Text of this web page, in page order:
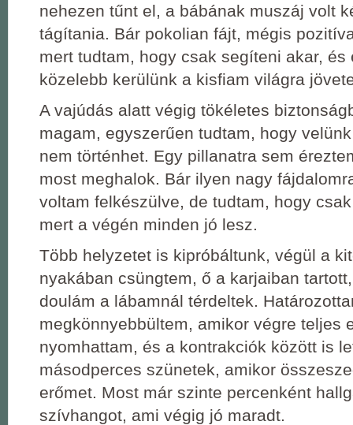
nehezen tűnt el, a bábának muszáj volt
tágítania. Bár pokolian fájt, mégis
mert tudtam, hogy csak segíteni akar, és
közelebb kerülünk a kisfiam világra
A vajúdás alatt végig tökéletes
magam, egyszerűen tudtam, hogy
nem történhet. Egy pillanatra sem
most meghalok. Bár ilyen nagy
voltam felkészülve, de tudtam, hogy
mert a végén minden jó lesz.
Több helyzetet is kipróbáltunk, végül a
nyakában csüngtem, ő a karjaiban
doulám a lábamnál térdeltek.
megkönnyebbültem, amikor végre teljes
nyomhattam, és a kontrakciók között is
másodperces szünetek, amikor
erőmet. Most már szinte percenként
szívhangot, ami végig jó maradt.